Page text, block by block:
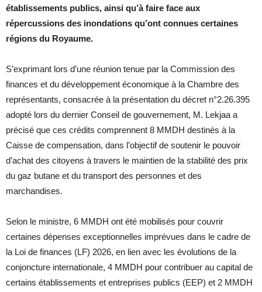
établissements publics, ainsi qu’à faire face aux
répercussions des inondations qu’ont connues certaines
régions du Royaume.
S’exprimant lors d’une réunion tenue par la Commission des
finances et du développement économique à la Chambre des
représentants, consacrée à la présentation du décret n°2.26.395
adopté lors du dernier Conseil de gouvernement, M. Lekjaa a
précisé que ces crédits comprennent 8 MMDH destinés à la
Caisse de compensation, dans l’objectif de soutenir le pouvoir
d’achat des citoyens à travers le maintien de la stabilité des prix
du gaz butane et du transport des personnes et des
marchandises.
Selon le ministre, 6 MMDH ont été mobilisés pour couvrir
certaines dépenses exceptionnelles imprévues dans le cadre de
la Loi de finances (LF) 2026, en lien avec les évolutions de la
conjoncture internationale, 4 MMDH pour contribuer au capital de
certains établissements et entreprises publics (EEP) et 2 MMDH